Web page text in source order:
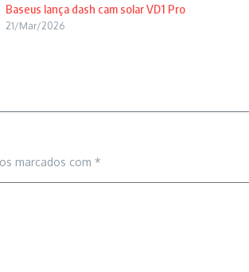
Baseus lança dash cam solar VD1 Pro
21/Mar/2026
marcados com *